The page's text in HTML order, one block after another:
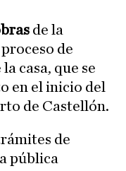
de la
de
casa, que se
en el inicio del
de Castellón.
de
pública